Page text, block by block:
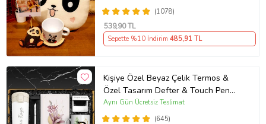
(1078)
539,90 TL
Sepette %10 İndirim 485,91 TL
Kişiye Özel Beyaz Çelik Termos &
Özel Tasarım Defter & Touch Pen
Kalem & Kişiye Özel Cep Aynası &
Kişiye Özel Kupa Hediye Seti
(645)
Aynı Gün Ücretsiz Teslimat